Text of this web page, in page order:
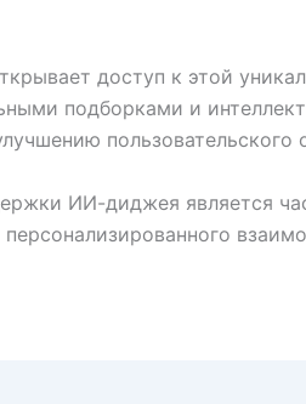
доступ к этой
подборками и
ИИ-диджея является
персонализированного